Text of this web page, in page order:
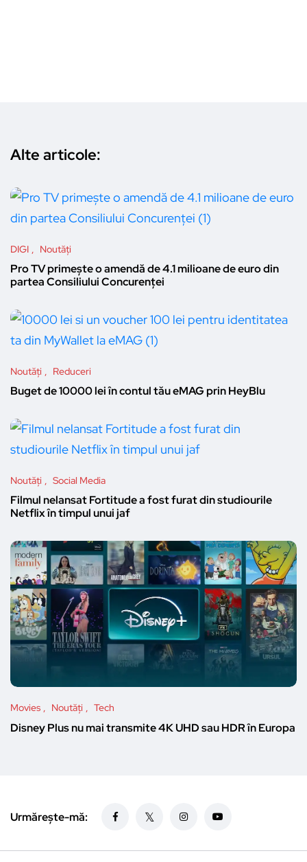
Alte articole:
DIGI Noutăți
Pro TV primește o amendă de 4.1 milioane de euro din
partea Consiliului Concurenței
Noutăți Reduceri
Buget de 10000 lei în contul tău eMAG prin HeyBlu
Noutăți Social Media
Filmul nelansat Fortitude a fost furat din studiourile
Netflix în timpul unui jaf
Movies Noutăți Tech
Disney Plus nu mai transmite 4K UHD sau HDR în Europa
Urmărește-mă: